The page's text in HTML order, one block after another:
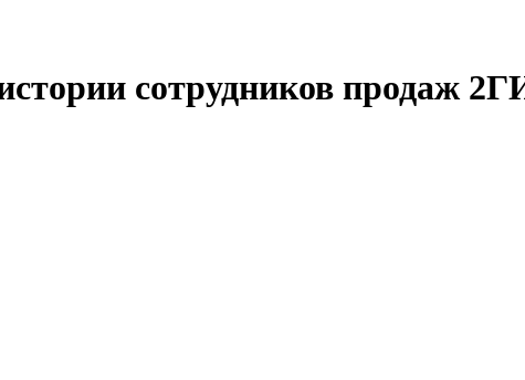
сотрудников продаж